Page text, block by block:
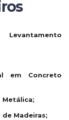
em Concreto
Madeiras;